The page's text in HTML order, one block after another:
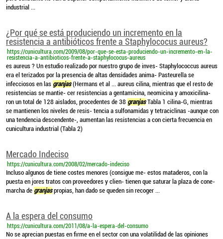
industrial ...
¿Por qué se está produciendo un incremento en la
resistencia a antibióticos frente a Staphylococus aureus?
https://cunicultura.com/2009/08/por-que-se-esta-produciendo-un-incremento-en-la-
resistencia-a-antibioticos-frente-a-staphylococus-aureus
es aureus ? Un estudio realizado por nuestro grupo de inves- Staphylococcus aureus
era el terizados por la presencia de altas densidades anima- Pasteurella se
infecciosos en las granjas(Hermans et al ... aureus cilina, mientras que el resto de
resistencias se mantie- cer resistencias a gentamicina, neomicina y amoxicilina-
ron un total de 128 aislados, procedentes de 38 granjasTabla 1 cilina-G, mientras
se mantienen los niveles de resis- tencia a sulfonamidas y tetraciclinas -aunque con
una tendencia descendente-, aumentan las resistencias a con cierta frecuencia en
cunicultura industrial (Tabla 2)
Mercado Indeciso
https://cunicultura.com/2008/02/mercado-indeciso
Incluso algunos de tiene costes menores (consigue me- estos mataderos, con la
puesta en jores tratos con proveedores y clien- tienen que saturar la plaza de cone-
marcha de granjaspropias, han dado se queden sin recoger ...
A la espera del consumo
https://cunicultura.com/2011/08/a-la-espera-del-consumo
No se aprecian puestas en firme en el sector con una volatilidad de las opiniones